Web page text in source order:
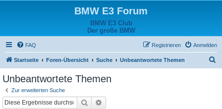
BMW E3 Forum
BMW E3 Club
Der große BMW
FAQ Anmelden
Registrieren
Startseite Foren-Übersicht Suche Unbeantwortete Themen
Unbeantwortete Themen
Zur erweiterten Suche
Suche